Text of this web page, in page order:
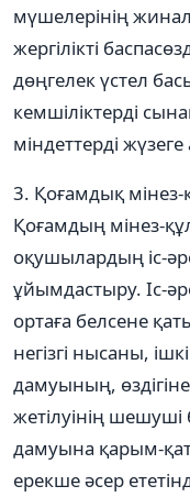
мүшелерінің
жергілікті
дөңгелек үстел
кемшіліктерді
міндеттерді
3. Қоғамдық
Қоғамдың мінез-
оқушылардың іс-
ұйымдастыру. Іс-
ортаға белсене
негізгі нысаны,
дамуының,
жетілуінің шешуші
дамуына қарым-
ерекше әсер